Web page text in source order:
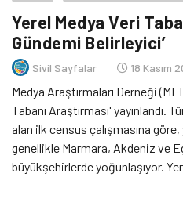
Yerel Medya Veri
Gündemi Belirleyici’
Sivil Sayfalar 18 Kasım
Medya Araştırmaları Derneği
Tabanı Araştırması' yayınlandı.
alan ilk census çalışmasına
genellikle Marmara, Akdeniz ve
büyükşehirlerde yoğunlaşıyor.
spesifik temalarda özgün yayın